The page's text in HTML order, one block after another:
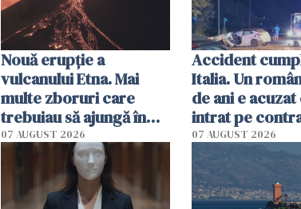
Nouă erupție a
vulcanului Etna. Mai
multe zboruri care
trebuiau să ajungă în
Catania au fost deviate
07 AUGUST 2026
Accident
Italia. Un
de ani e acuzat
intrat pe
omorât doi
07 AUGUST 2026